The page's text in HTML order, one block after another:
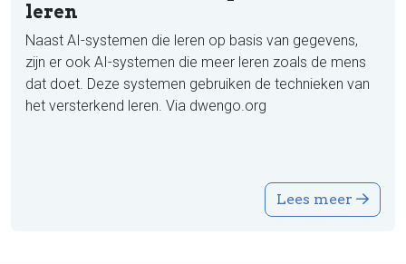
leren
Naast AI-systemen die leren op basis van gegevens,
zijn er ook AI-systemen die meer leren zoals de mens
dat doet. Deze systemen gebruiken de technieken van
het versterkend leren. Via dwengo.org
Lees meer